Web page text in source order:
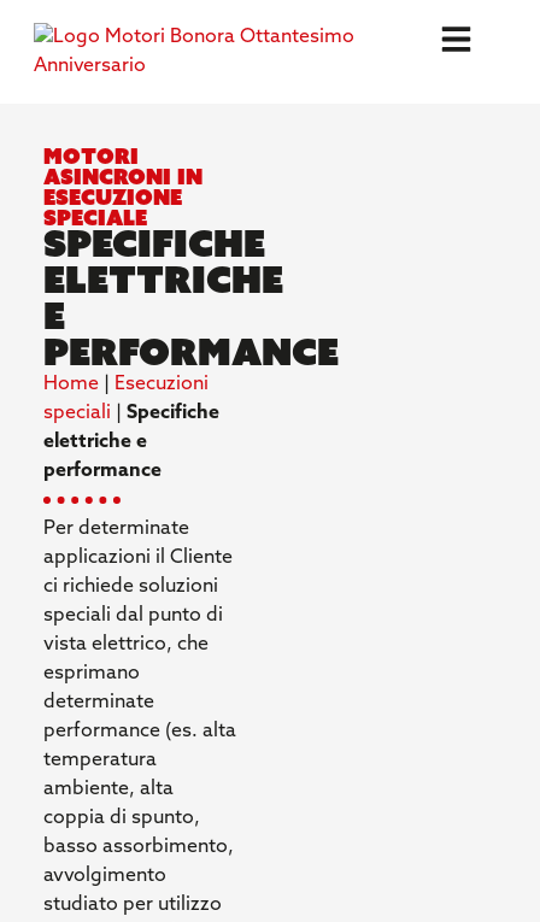
Motori
asincroni in
esecuzione
speciale
Specifiche
elettriche
e
performance
Home|
Esecuzioni
speciali
Specifiche
elettriche e
performance
Per determinate
applicazioni il Cliente
ci richiede soluzioni
speciali dal punto di
vista elettrico, che
esprimano
determinate
performance (es. alta
temperatura
ambiente, alta
coppia di spunto,
basso assorbimento,
avvolgimento
studiato per utilizzo